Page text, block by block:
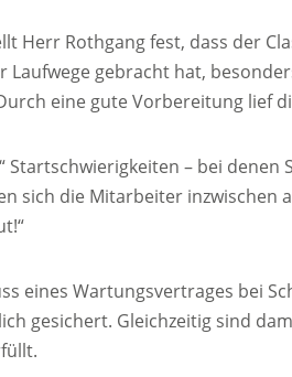
Herr Rothgang fest, dass der
Laufwege gebracht hat,
eine gute Vorbereitung lief
Startschwierigkeiten – bei
sich die Mitarbeiter inzwischen
eines Wartungsvertrages bei
gesichert. Gleichzeitig sind